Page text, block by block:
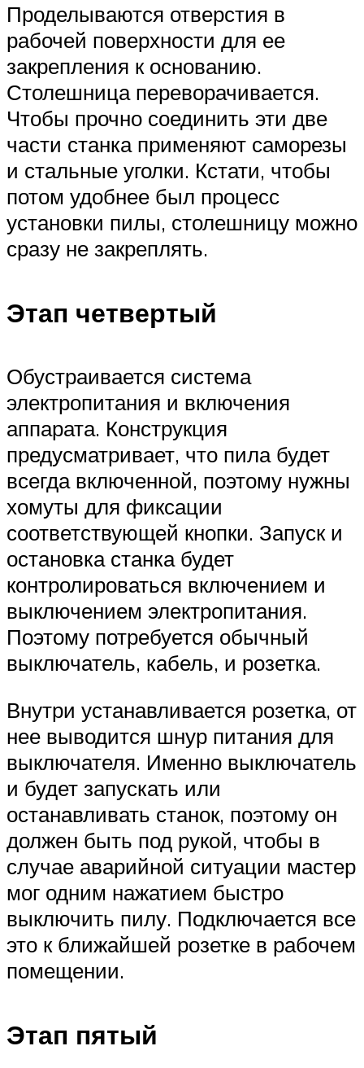
Проделываются отверстия в
рабочей поверхности для ее
закрепления к основанию.
Столешница переворачивается.
Чтобы прочно соединить эти две
части станка применяют саморезы
и стальные уголки. Кстати, чтобы
потом удобнее был процесс
установки пилы, столешницу можно
сразу не закреплять.
Этап четвертый
Обустраивается система
электропитания и включения
аппарата. Конструкция
предусматривает, что пила будет
всегда включенной, поэтому нужны
хомуты для фиксации
соответствующей кнопки. Запуск и
остановка станка будет
контролироваться включением и
выключением электропитания.
Поэтому потребуется обычный
выключатель, кабель, и розетка.
Внутри устанавливается розетка, от
нее выводится шнур питания для
выключателя. Именно выключатель
и будет запускать или
останавливать станок, поэтому он
должен быть под рукой, чтобы в
случае аварийной ситуации мастер
мог одним нажатием быстро
выключить пилу. Подключается все
это к ближайшей розетке в рабочем
помещении.
Этап пятый